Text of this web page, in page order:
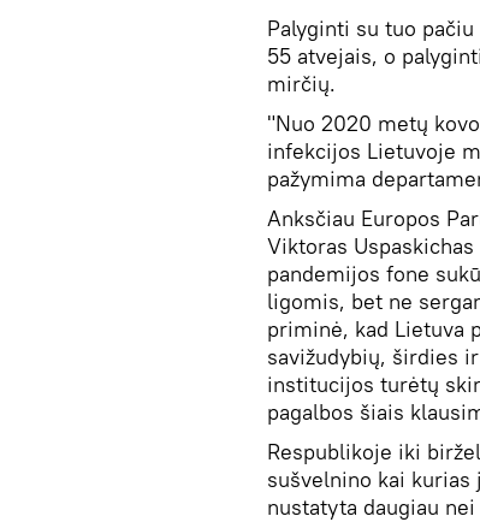
Palyginti su tuo
55 atvejais, o
mirčių.
"Nuo 2020 metų
infekcijos Lietuvoje
pažymima
Anksčiau Europos
Viktoras
pandemijos fone
ligomis, bet ne
priminė, kad Lietuva
savižudybių, širdies
institucijos turėtų
pagalbos šiais
Respublikoje iki
sušvelnino kai kurias
nustatyta daugiau